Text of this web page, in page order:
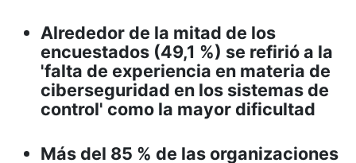
Alrededor de la mitad de los
encuestados (49,1 %) se refirió a la
'falta de experiencia en materia de
ciberseguridad en los sistemas de
control' como la mayor dificultad
Más del 85 % de las organizaciones